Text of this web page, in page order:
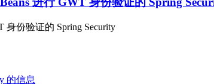
身份验证的 Spring Security